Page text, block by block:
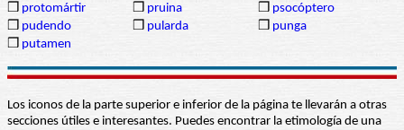
❒ protomártir ❒ pruina ❒ psocóptero
❒ pudendo ❒ pularda ❒ punga
❒ putamen
Los iconos de la parte superior e inferior de la página te llevarán a otras
secciones útiles e interesantes. Puedes encontrar la etimología de una